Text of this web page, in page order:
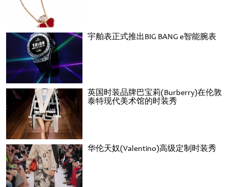
宇舶表正式推出BIG BANG e智能腕表
英国时装品牌巴宝莉(Burberry)在伦敦
泰特现代美术馆的时装秀
华伦天奴(Valentino)高级定制时装秀